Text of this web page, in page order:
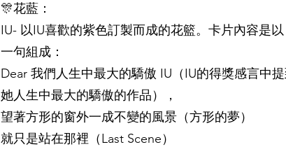
🎊花藍：
IU- 以IU喜歡的紫色訂製而成的花籃。卡片內容是
一句組成：
Dear 我們人生中最大的驕傲 IU（IU的得獎感言中
她人生中最大的驕傲的作品），
望著方形的窗外一成不變的風景（方形的夢）
就只是站在那裡（Last Scene）